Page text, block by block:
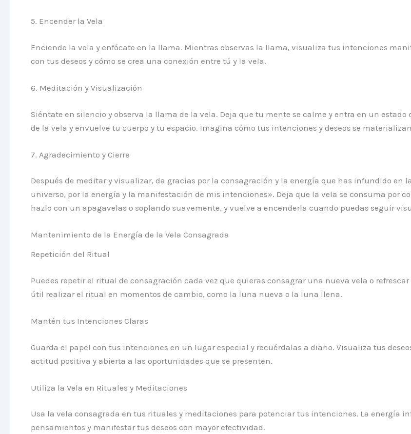
5. Encender la Vela
Enciende la vela y enfócate en la llama. Mientras observas la llama, visualiza tus intenciones
con tus deseos y cómo se crea una conexión entre tú y la vela.
6. Meditación y Visualización
Siéntate en silencio y observa la llama de la vela. Deja que tu mente se calme y entra en un
de la vela y envuelve tu cuerpo y tu espacio. Imagina cómo tus intenciones y deseos se
7. Agradecimiento y Cierre
Después de meditar y visualizar, da gracias por la consagración y la energía que has infundido en
universo, por la energía y la manifestación de mis intenciones». Deja que la vela se consuma por
hazlo con un apagavelas o soplando suavemente, y vuelve a encenderla cuando puedas seguir
Mantenimiento de la Energía de la Vela Consagrada
Repetición del Ritual
Puedes repetir el ritual de consagración cada vez que quieras consagrar una nueva vela o
útil realizar el ritual en momentos de cambio, como la luna nueva o la luna llena.
Mantén tus Intenciones Claras
Guarda el papel con tus intenciones en un lugar especial y recuérdalas a diario. Visualiza tus
actitud positiva y abierta a las oportunidades que se presenten.
Utiliza la Vela en Rituales y Meditaciones
Usa la vela consagrada en tus rituales y meditaciones para potenciar tus intenciones. La energía
pensamientos y manifestar tus deseos con mayor efectividad.